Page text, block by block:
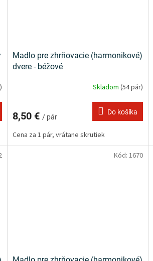
Madlo pre zhrňovacie (harmonikové)
dvere - béžové
Skladom (54 pár)
8,50 € / pár
Do košíka
Cena za 1 pár, vrátane skrutiek
Kód: 1670